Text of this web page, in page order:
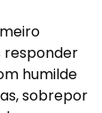
responder
humilde
sobrepor